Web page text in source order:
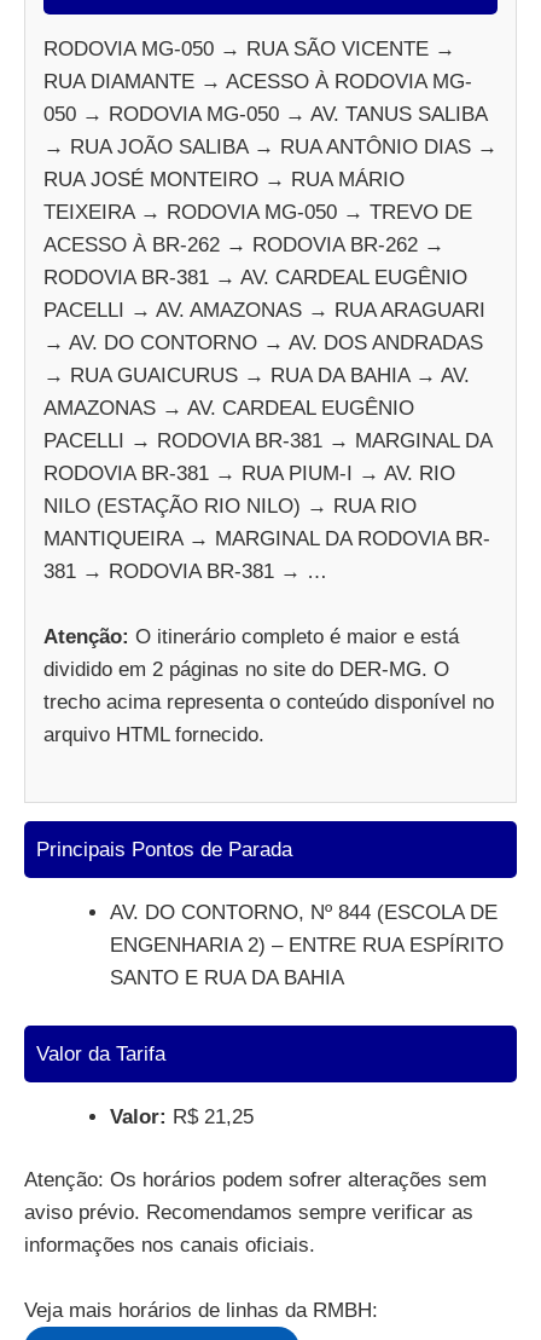
RODOVIA MG-050 → RUA SÃO VICENTE →
RUA DIAMANTE → ACESSO À RODOVIA MG-
050 → RODOVIA MG-050 → AV. TANUS SALIBA
→ RUA JOÃO SALIBA → RUA ANTÔNIO DIAS →
RUA JOSÉ MONTEIRO → RUA MÁRIO
TEIXEIRA → RODOVIA MG-050 → TREVO DE
ACESSO À BR-262 → RODOVIA BR-262 →
RODOVIA BR-381 → AV. CARDEAL EUGÊNIO
PACELLI → AV. AMAZONAS → RUA ARAGUARI
→ AV. DO CONTORNO → AV. DOS ANDRADAS
→ RUA GUAICURUS → RUA DA BAHIA → AV.
AMAZONAS → AV. CARDEAL EUGÊNIO
PACELLI → RODOVIA BR-381 → MARGINAL DA
RODOVIA BR-381 → RUA PIUM-I → AV. RIO
NILO (ESTAÇÃO RIO NILO) → RUA RIO
MANTIQUEIRA → MARGINAL DA RODOVIA BR-
381 → RODOVIA BR-381 → …
Atenção: O itinerário completo é maior e está
dividido em 2 páginas no site do DER-MG. O
trecho acima representa o conteúdo disponível no
arquivo HTML fornecido.
Principais Pontos de Parada
AV. DO CONTORNO, Nº 844 (ESCOLA DE
ENGENHARIA 2) – ENTRE RUA ESPÍRITO
SANTO E RUA DA BAHIA
Valor da Tarifa
Valor: R$ 21,25
Atenção: Os horários podem sofrer alterações sem
aviso prévio. Recomendamos sempre verificar as
informações nos canais oficiais.
Veja mais horários de linhas da RMBH: